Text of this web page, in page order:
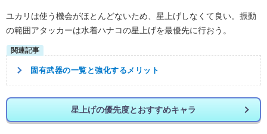
ユカリは使う機会がほとんどないため、星上げしなくて良い。振動
の範囲アタッカーは水着ハナコの星上げを最優先に行おう。
固有武器の一覧と強化するメリット
星上げの優先度とおすすめキャラ